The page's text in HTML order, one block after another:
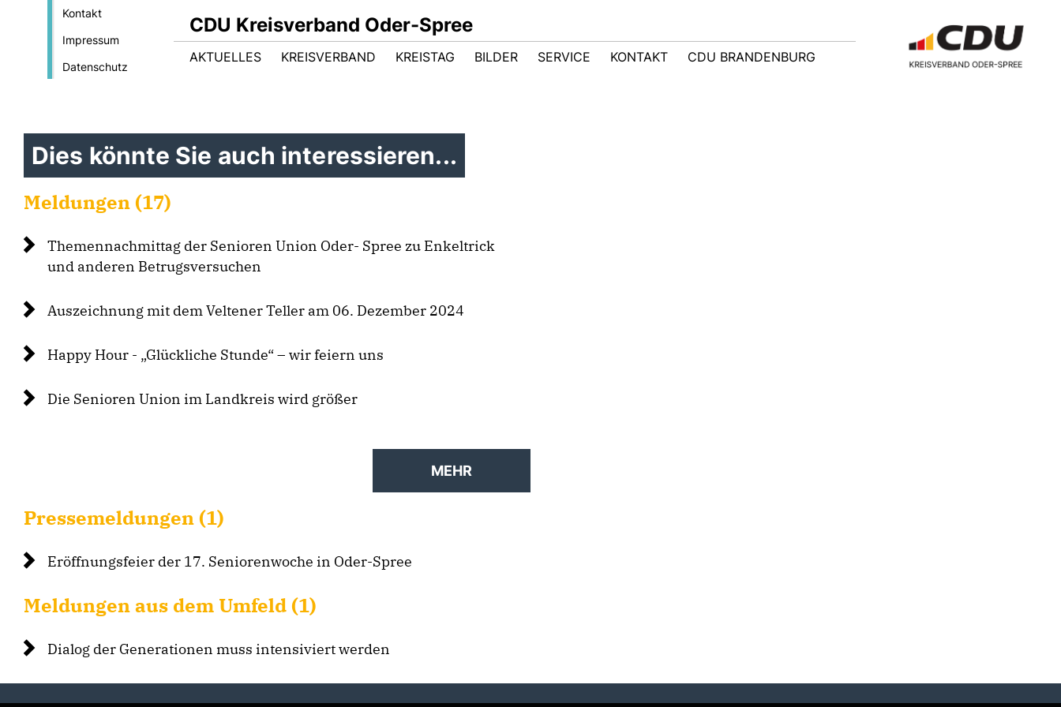
Kontakt
Impressum
Datenschutz
CDU Kreisverband Oder-Spree
AKTUELLES KREISVERBAND KREISTAG BILDER SERVICE KONTAKT CDU BRANDENBURG
Dies könnte Sie auch interessieren...
Meldungen (17)
Themennachmittag der Senioren Union Oder- Spree zu Enkeltrick
und anderen Betrugsversuchen
Auszeichnung mit dem Veltener Teller am 06. Dezember 2024
Happy Hour - „Glückliche Stunde“ – wir feiern uns
Die Senioren Union im Landkreis wird größer
MEHR
Pressemeldungen (1)
Eröffnungsfeier der 17. Seniorenwoche in Oder-Spree
Meldungen aus dem Umfeld (1)
Dialog der Generationen muss intensiviert werden